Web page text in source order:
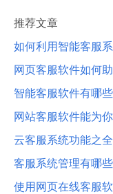
推荐文章
如何利用智能客服
网页客服软件如何
智能客服软件有哪些
网站客服软件能为
云客服系统功能之
客服系统管理有哪
使用网页在线客服